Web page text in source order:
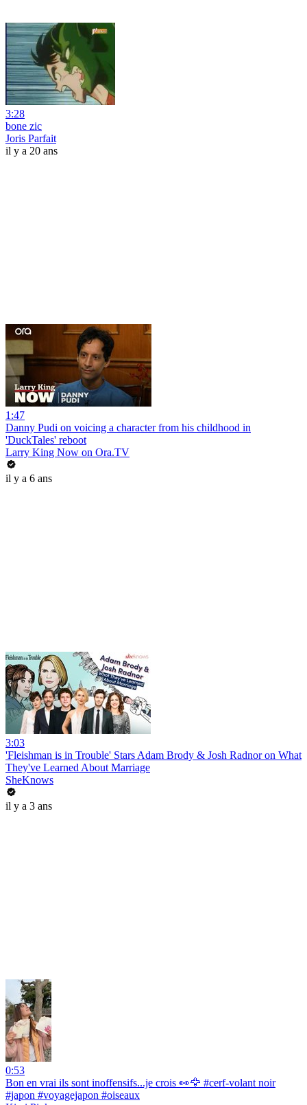
3:28
bone zic
Joris Parfait
il y a 20 ans
1:47
Danny Pudi on voicing a character from his childhood in
'DuckTales' reboot
Larry King Now on Ora.TV
il y a 6 ans
3:03
'Fleishman is in Trouble' Stars Adam Brody & Josh Radnor on What
They've Learned About Marriage
SheKnows
il y a 3 ans
0:53
Bon en vrai ils sont inoffensifs...je crois 👀🦅 #cerf-volant noir
#japon #voyagejapon #oiseaux